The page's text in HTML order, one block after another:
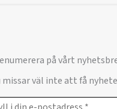
på vårt
missar väl inte att få